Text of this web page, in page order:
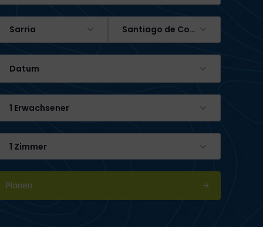
Sarria Santiago de Compostela
Datum
1 Erwachsener
1 Zimmer
Planen